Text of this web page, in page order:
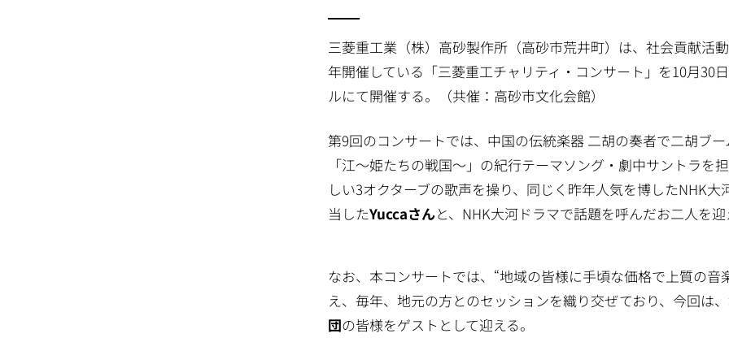
三菱重工業（株）高砂製作所（高砂市荒井町）は、社会貢献活
年開催している「三菱重工チャリティ・コンサート」を10月30
ルにて開催する。（共催：高砂市文化会館）
第9回のコンサートでは、中国の伝統楽器 二胡の奏者で二胡ブ
「江～姫たちの戦国～」の紀行テーマソング・劇中サントラを
しい3オクターブの歌声を操り、同じく昨年人気を博したNHK
当したYuccaさんと、NHK大河ドラマで話題を呼んだお二人を
なお、本コンサートでは、“地域の皆様に手頃な価格で上質の
え、毎年、地元の方とのセッションを織り交ぜており、今回は
団の皆様をゲストとして迎える。